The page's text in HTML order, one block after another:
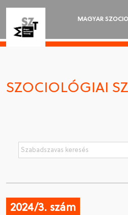
MAGYAR
SZOCIOLÓGIAI SZEMLE
SZOCIOLÓGIAI
2024/3. szám